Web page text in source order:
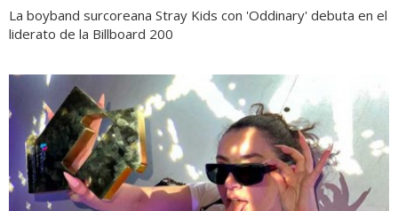
La boyband surcoreana Stray Kids con 'Oddinary' debuta en el
liderato de la Billboard 200